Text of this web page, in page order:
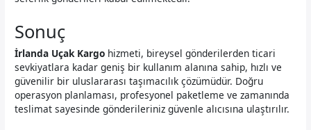
Sonuç
İrlanda Uçak Kargo hizmeti, bireysel gönderilerden ticari
sevkiyatlara kadar geniş bir kullanım alanına sahip, hızlı ve
güvenilir bir uluslararası taşımacılık çözümüdür. Doğru
operasyon planlaması, profesyonel paketleme ve zamanında
teslimat sayesinde gönderileriniz güvenle alıcısına ulaştırılır.